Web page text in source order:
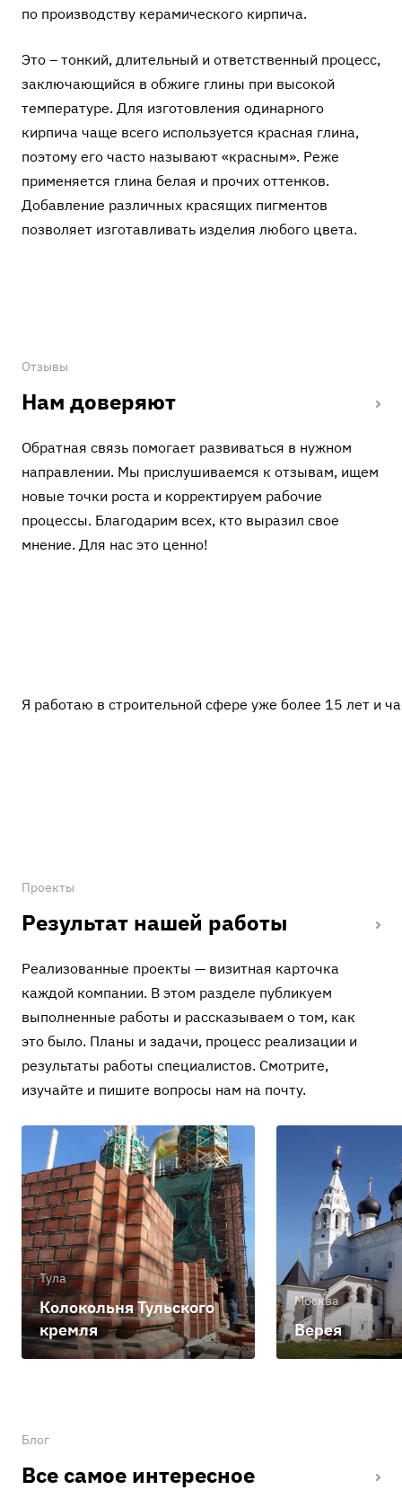
по производству керамического кирпича.
Это – тонкий, длительный и ответственный процесс,
заключающийся в обжиге глины при высокой
температуре. Для изготовления одинарного
кирпича чаще всего используется красная глина,
поэтому его часто называют «красным». Реже
применяется глина белая и прочих оттенков.
Добавление различных красящих пигментов
позволяет изготавливать изделия любого цвета.
Отзывы
Нам доверяют
Обратная связь помогает развиваться в нужном
направлении. Мы прислушиваемся к отзывам, ищем
новые точки роста и корректируем рабочие
процессы. Благодарим всех, кто выразил свое
мнение. Для нас это ценно!
Я работаю в строительной сфере уже более 15 лет и
Проекты
Результат нашей работы
Реализованные проекты — визитная карточка
каждой компании. В этом разделе публикуем
выполненные работы и рассказываем о том, как
это было. Планы и задачи, процесс реализации и
результаты работы специалистов. Смотрите,
изучайте и пишите вопросы нам на почту.
Тула
Колокольня Тульского
кремля
Москва
Верея
Блог
Все самое интересное